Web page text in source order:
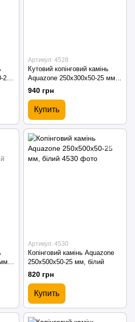
Артикул: 4528
Кутовий копінговий камінь
Aquazone 250x300x50-25 мм,
білий
940 грн
Купить
Артикул: 4530
Копінговий камінь Aquazone
250x500x50-25 мм, білий
820 грн
Купить